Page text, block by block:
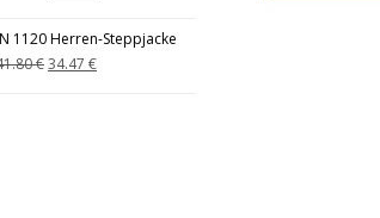
1120 Herren-Steppjacke
€34.47 €